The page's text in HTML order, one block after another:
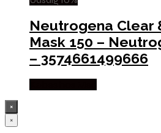
Neutrogena Clear
Mask 150 –
– 3574661499666
×
×